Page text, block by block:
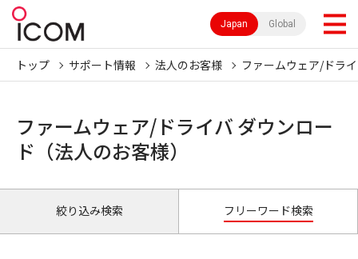
Japan Global
トップ サポート情報 法人のお客様 ファームウェア/ドラ
ファームウェア/ドライバ ダウンロー
ド（法人のお客様）
絞り込み検索 フリーワード検索